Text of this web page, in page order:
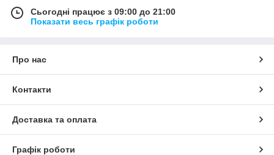
Сьогодні працює з 09:00 до 21:00
Показати весь графік роботи
Про нас
Контакти
Доставка та оплата
Графік роботи